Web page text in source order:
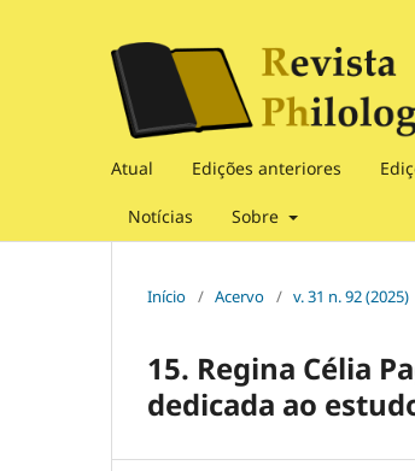
Atual Edições anteriores
Notícias Sobre
Início / Acervo / v. 31 n. 92 (2025)
15. Regina Célia
dedicada ao